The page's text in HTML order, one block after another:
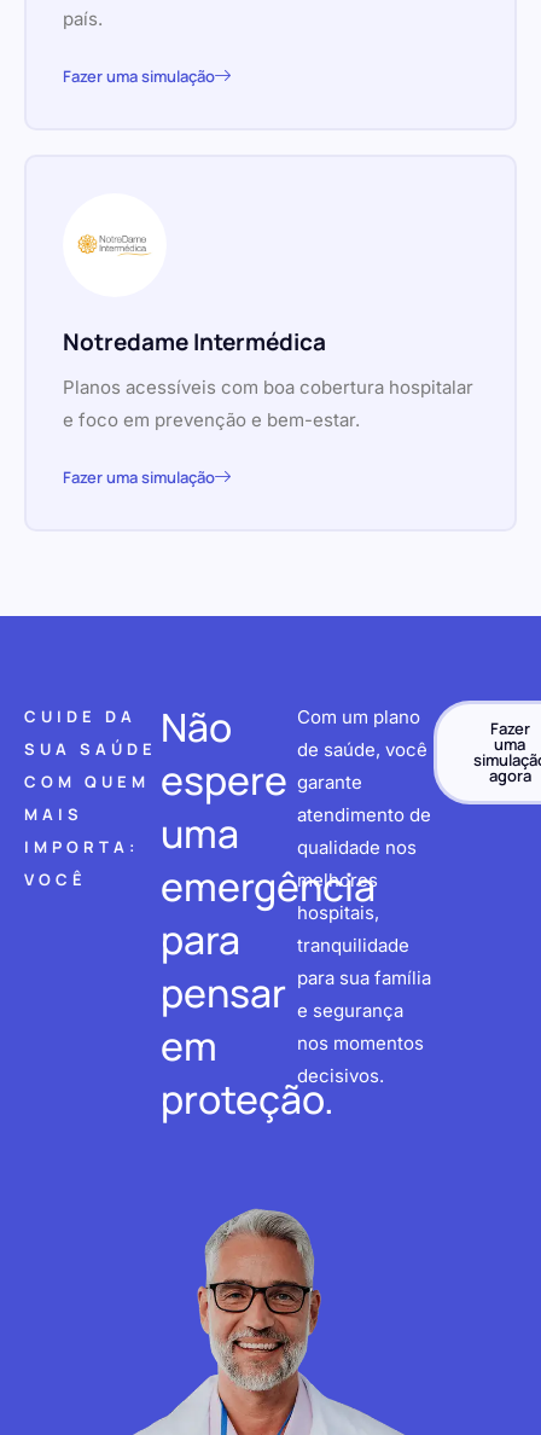
país.
Fazer uma simulação
Notredame Intermédica
Planos acessíveis com boa cobertura hospitalar
e foco em prevenção e bem-estar.
Fazer uma simulação
CUIDE DA
SUA SAÚDE
COM QUEM
MAIS
IMPORTA:
VOCÊ
Não
espere
uma
emergência
para
pensar
em
proteção.
Com um plano
de saúde, você
garante
atendimento de
qualidade nos
melhores
hospitais,
tranquilidade
para sua família
e segurança
nos momentos
decisivos.
Fazer
uma
agora